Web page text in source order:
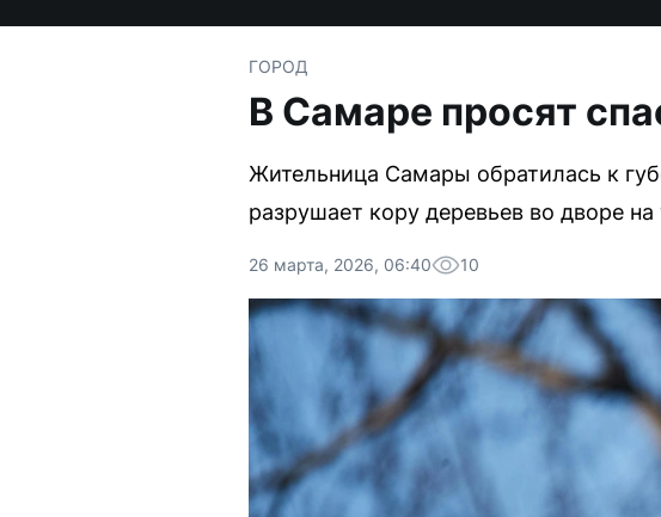
ГОРОД
В Самаре просят
Жительница Самары обратилась к
разрушает кору деревьев во дворе
26 марта, 2026, 06:40 10